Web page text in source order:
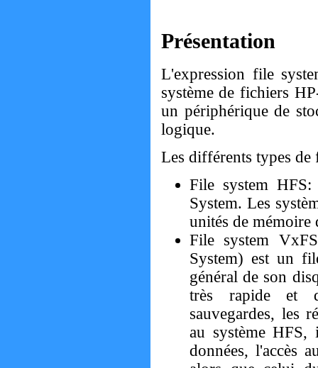
Présentation
L'expression file
système de fichiers
un périphérique de
logique.
Les différents types de
File system
System. Les
unités de mémoire
File system
System) est un
général de son
très rapide et
sauvegardes, les
au système
données, l'accès